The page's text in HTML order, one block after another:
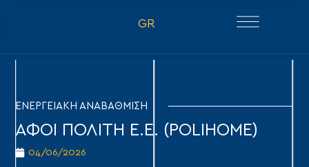
GR
ΕΝΕΡΓΕΙΑΚΗ ΑΝΑΒΑΘΜΙΣΗ
ΑΦΟΙ ΠΟΛΙΤΗ Ε.Ε. (POLIHOME)
04/06/2026